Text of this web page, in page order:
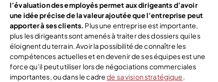
l’évaluation des employés permet aux dirigeants d’avoir
une idée précise de la valeur ajoutée que l’entreprise peut
apporter à ses clients. Plus une entreprise est importante,
plus les dirigeants sont amenés à traiter des dossiers qui les
éloignent du terrain. Avoir la possibilité de connaître les
compétences actuelles et en devenir de ses équipes est une
force qu’il peut utiliser lors de négociations commerciales
importantes, ou dans le cadrede sa vision stratégique.